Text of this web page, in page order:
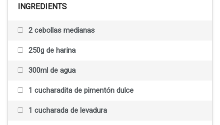
INGREDIENTS
2 cebollas medianas
250g de harina
300ml de agua
1 cucharadita de pimentón dulce
1 cucharada de levadura